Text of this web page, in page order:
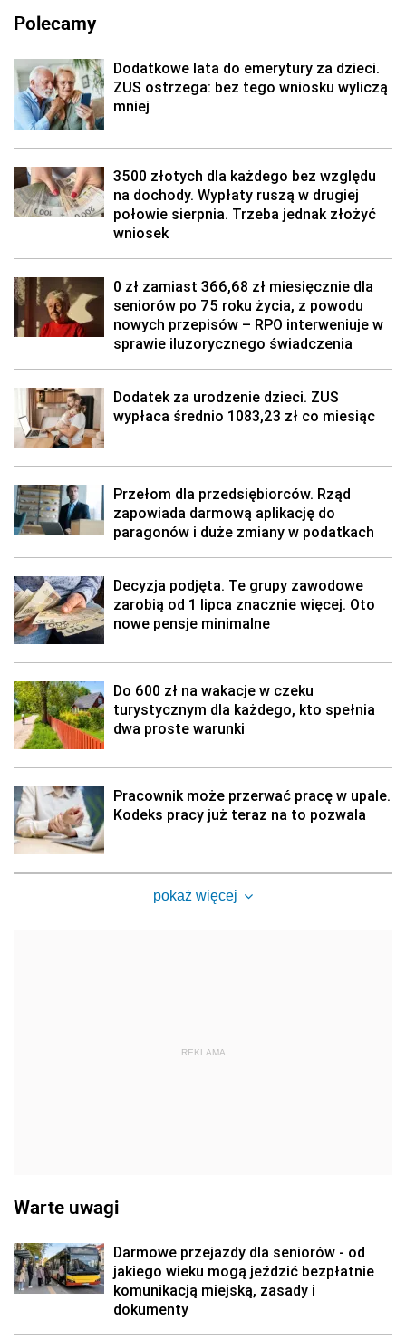
Polecamy
Dodatkowe lata do emerytury za dzieci.
ZUS ostrzega: bez tego wniosku wyliczą
mniej
3500 złotych dla każdego bez względu
na dochody. Wypłaty ruszą w drugiej
połowie sierpnia. Trzeba jednak złożyć
wniosek
0 zł zamiast 366,68 zł miesięcznie dla
seniorów po 75 roku życia, z powodu
nowych przepisów – RPO interweniuje w
sprawie iluzorycznego świadczenia
Dodatek za urodzenie dzieci. ZUS
wypłaca średnio 1083,23 zł co miesiąc
Przełom dla przedsiębiorców. Rząd
zapowiada darmową aplikację do
paragonów i duże zmiany w podatkach
Decyzja podjęta. Te grupy zawodowe
zarobią od 1 lipca znacznie więcej. Oto
nowe pensje minimalne
Do 600 zł na wakacje w czeku
turystycznym dla każdego, kto spełnia
dwa proste warunki
Pracownik może przerwać pracę w upale.
Kodeks pracy już teraz na to pozwala
pokaż więcej
REKLAMA
Warte uwagi
Darmowe przejazdy dla seniorów - od
jakiego wieku mogą jeździć bezpłatnie
komunikacją miejską, zasady i
dokumenty